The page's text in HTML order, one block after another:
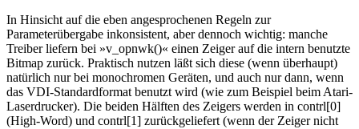
In Hinsicht auf die eben angesprochenen Regeln zur
Parameterübergabe inkonsistent, aber dennoch wichtig: manche
Treiber liefern bei »v_opnwk()« einen Zeiger auf die intern benutzte
Bitmap zurück. Praktisch nutzen läßt sich diese (wenn überhaupt)
natürlich nur bei monochromen Geräten, und auch nur dann, wenn
das VDI-Standardformat benutzt wird (wie zum Beispiel beim Atari-
Laserdrucker). Die beiden Hälften des Zeigers werden in contrl[0]
(High-Word) und contrl[1] zurückgeliefert (wenn der Zeiger nicht